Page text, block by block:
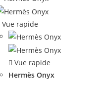
Vue rapide
Vue rapide
Hermès Onyx